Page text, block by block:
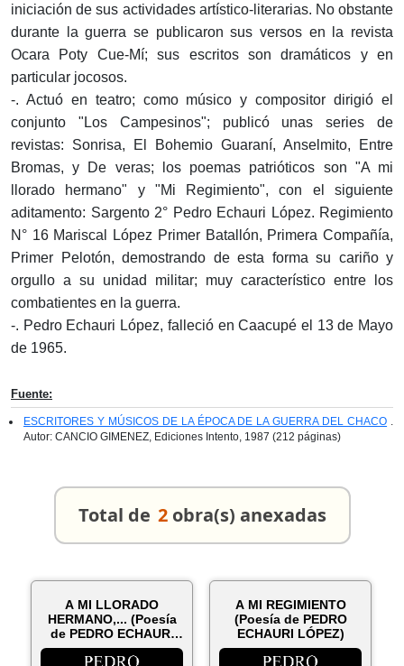
iniciación de sus actividades artístico-literarias. No obstante
durante la guerra se publicaron sus versos en la revista
Ocara Poty Cue-Mí; sus escritos son dramáticos y en
particular jocosos.
-. Actuó en teatro; como músico y compositor dirigió el
conjunto "Los Campesinos"; publicó unas series de
revistas: Sonrisa, El Bohemio Guaraní, Anselmito, Entre
Bromas, y De veras; los poemas patrióticos son "A mi
llorado hermano" y "Mi Regimiento", con el siguiente
aditamento: Sargento 2° Pedro Echauri López. Regimiento
N° 16 Mariscal López Primer Batallón, Primera Compañía,
Primer Pelotón, demostrando de esta forma su cariño y
orgullo a su unidad militar; muy característico entre los
combatientes en la guerra.
-. Pedro Echauri López, falleció en Caacupé el 13 de Mayo
de 1965.
Fuente:
ESCRITORES Y MÚSICOS DE LA ÉPOCA DE LA GUERRA DEL CHACO .
Autor: CANCIO GIMENEZ, Ediciones Intento, 1987 (212 páginas)
Total de 2 obra(s) anexadas
A MI LLORADO
HERMANO,... (Poesía
de PEDRO ECHAURI
LÓPEZ)
A MI REGIMIENTO
(Poesía de PEDRO
ECHAURI LÓPEZ)